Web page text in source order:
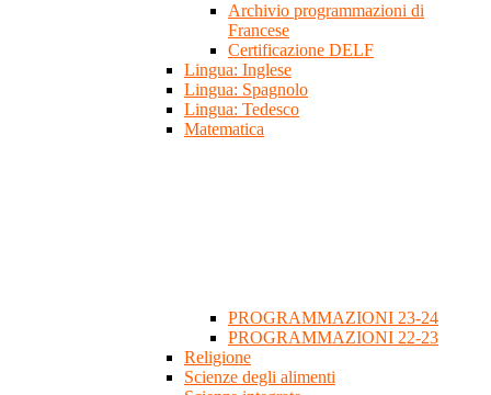
Archivio programmazioni di
Francese
Certificazione DELF
Lingua: Inglese
Lingua: Spagnolo
Lingua: Tedesco
Matematica
PROGRAMMAZIONI 23-24
PROGRAMMAZIONI 22-23
Religione
Scienze degli alimenti